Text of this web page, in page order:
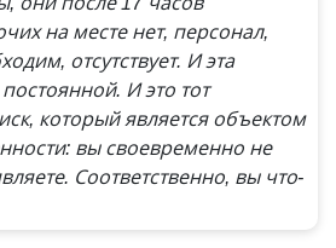
на месте нет, персонал,
отсутствует. И эта
И это тот
который является объектом
вы своевременно не
Соответственно, вы что-